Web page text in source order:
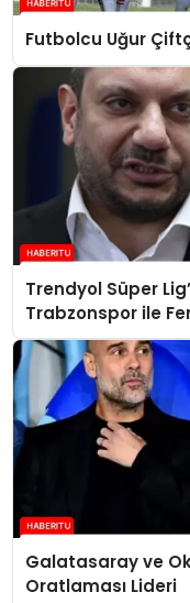
Futbolcu Uğur
Trendyol Süper
Trabzonspor ile
Galatasaray ve
Oratlaması Lideri